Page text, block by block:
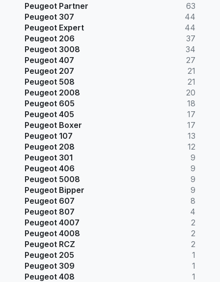
Peugeot Partner
63
Peugeot 307
44
Peugeot Expert
44
Peugeot 206
37
Peugeot 3008
34
Peugeot 407
27
Peugeot 207
21
Peugeot 508
21
Peugeot 2008
20
Peugeot 605
18
Peugeot 405
17
Peugeot Boxer
17
Peugeot 107
13
Peugeot 208
12
Peugeot 301
9
Peugeot 406
9
Peugeot 5008
9
Peugeot Bipper
9
Peugeot 607
8
Peugeot 807
4
Peugeot 4007
2
Peugeot 4008
2
Peugeot RCZ
2
Peugeot 205
1
Peugeot 309
1
Peugeot 408
1